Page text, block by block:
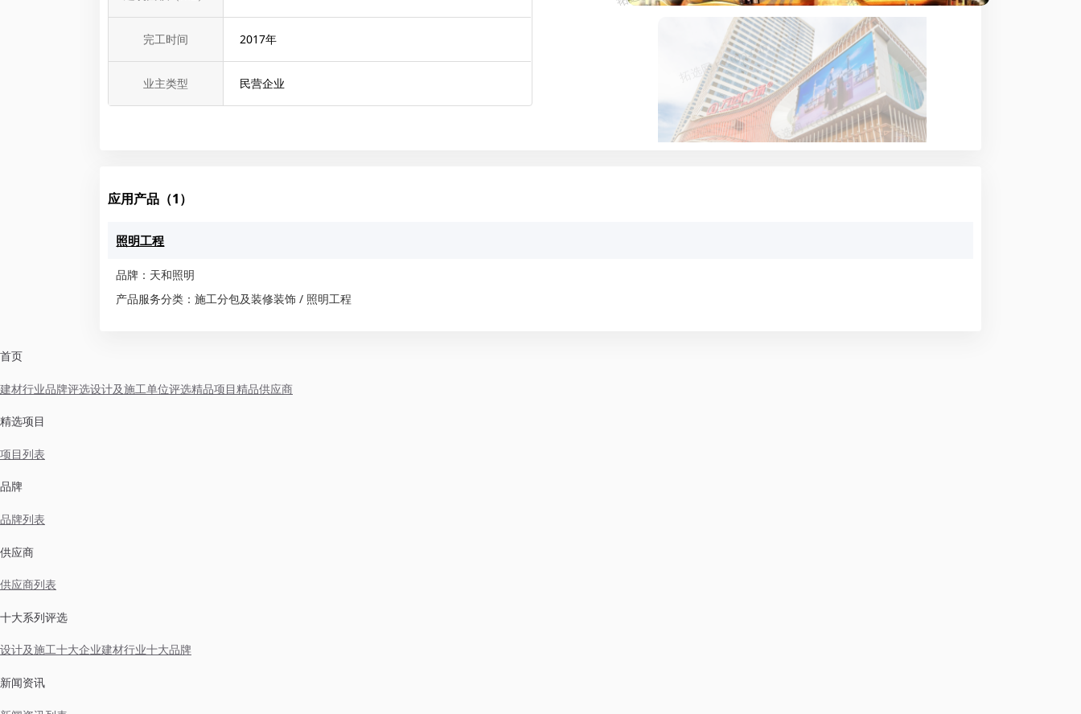
完工时间 2017年
业主类型 民营企业
应用产品（1）
照明工程
品牌：天和照明
产品服务分类：施工分包及装修装饰 / 照明工程
首页
建材行业品牌评选设计及施工单位评选精品项目精品供应商
精选项目
项目列表
品牌
品牌列表
供应商
供应商列表
十大系列评选
设计及施工十大企业建材行业十大品牌
新闻资讯